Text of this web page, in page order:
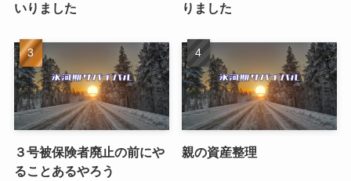
いりました
りました
３号被保険者廃止の前にや
ることあるやろう
親の資産整理